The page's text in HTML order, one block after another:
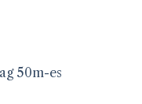
50m-es